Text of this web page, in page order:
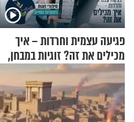
פגיעה עצמית וחרדות – איך
מכילים את זה? זוגיות במבחן,
הפעם עם יהודית ואלתר כהן